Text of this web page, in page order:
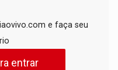
e faça seu
entrar